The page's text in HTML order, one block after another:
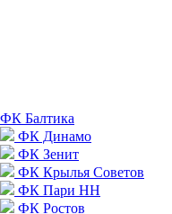
ФК Балтика
ФК Динамо
ФК Зенит
ФК Крылья Советов
ФК Пари НН
ФК Ростов